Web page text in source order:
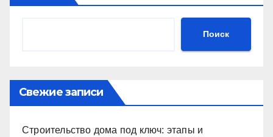
Поиск
Свежие записи
Строительство дома под ключ: этапы и